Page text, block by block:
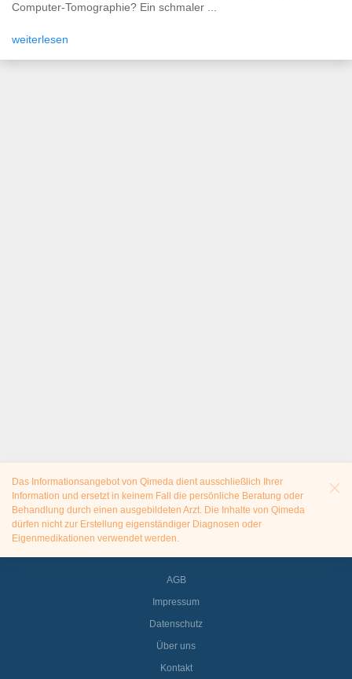
Computer-Tomographie? Ein schmaler ...
weiterlesen
Das Informationsangebot von Qimeda dient ausschließlich Ihrer
Information und ersetzt in keinem Fall die persönliche Beratung oder
Behandlung durch einen ausgebildeten Arzt. Die Inhalte von Qimeda
dürfen nicht zur Erstellung eigenständiger Diagnosen oder
Eigenmedikationen verwendet werden.
AGB
Impressum
Datenschutz
Über uns
Kontakt